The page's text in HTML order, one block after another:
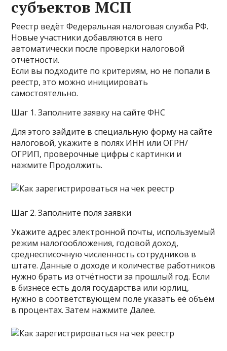
субъектов МСП
Реестр ведёт Федеральная налоговая служба РФ.
Новые участники добавляются в него
автоматически после проверки налоговой
отчётности.
Если вы подходите по критериям, но не попали в
реестр, это можно инициировать
самостоятельно.
Шаг 1. Заполните заявку на сайте ФНС
Для этого зайдите в специальную форму на сайте
налоговой, укажите в полях ИНН или ОГРН/
ОГРИП, проверочные цифры с картинки и
нажмите Продолжить.
Шаг 2. Заполните поля заявки
Укажите адрес электронной почты, используемый
режим налогообложения, годовой доход,
среднесписочную численность сотрудников в
штате. Данные о доходе и количестве работников
нужно брать из отчётности за прошлый год. Если
в бизнесе есть доля государства или юрлиц,
нужно в соответствующем поле указать её объём
в процентах. Затем нажмите Далее.